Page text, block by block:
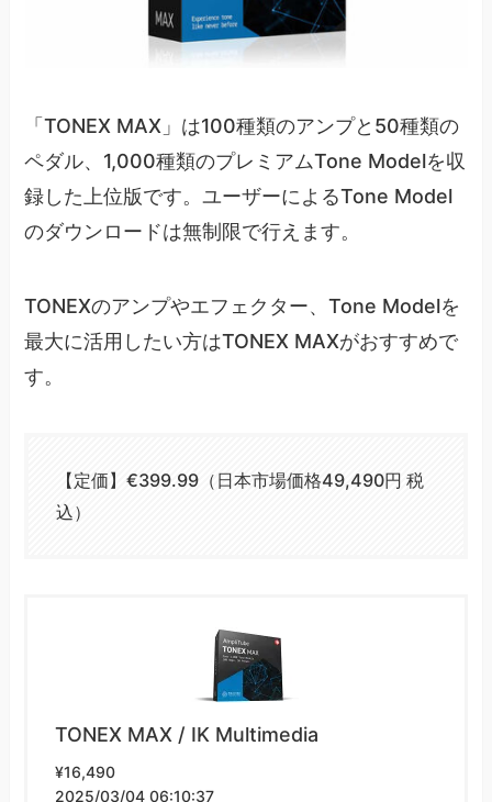
「TONEX MAX」は100種類のアンプと50種類の
ペダル、1,000種類のプレミアムTone Modelを収
録した上位版です。ユーザーによるTone Model
のダウンロードは無制限で行えます。
TONEXのアンプやエフェクター、Tone Modelを
最大に活用したい方はTONEX MAXがおすすめで
す。
【定価】€399.99（日本市場価格49,490円 税
込）
TONEX MAX / IK Multimedia
¥16,490
2025/03/04 06:10:37